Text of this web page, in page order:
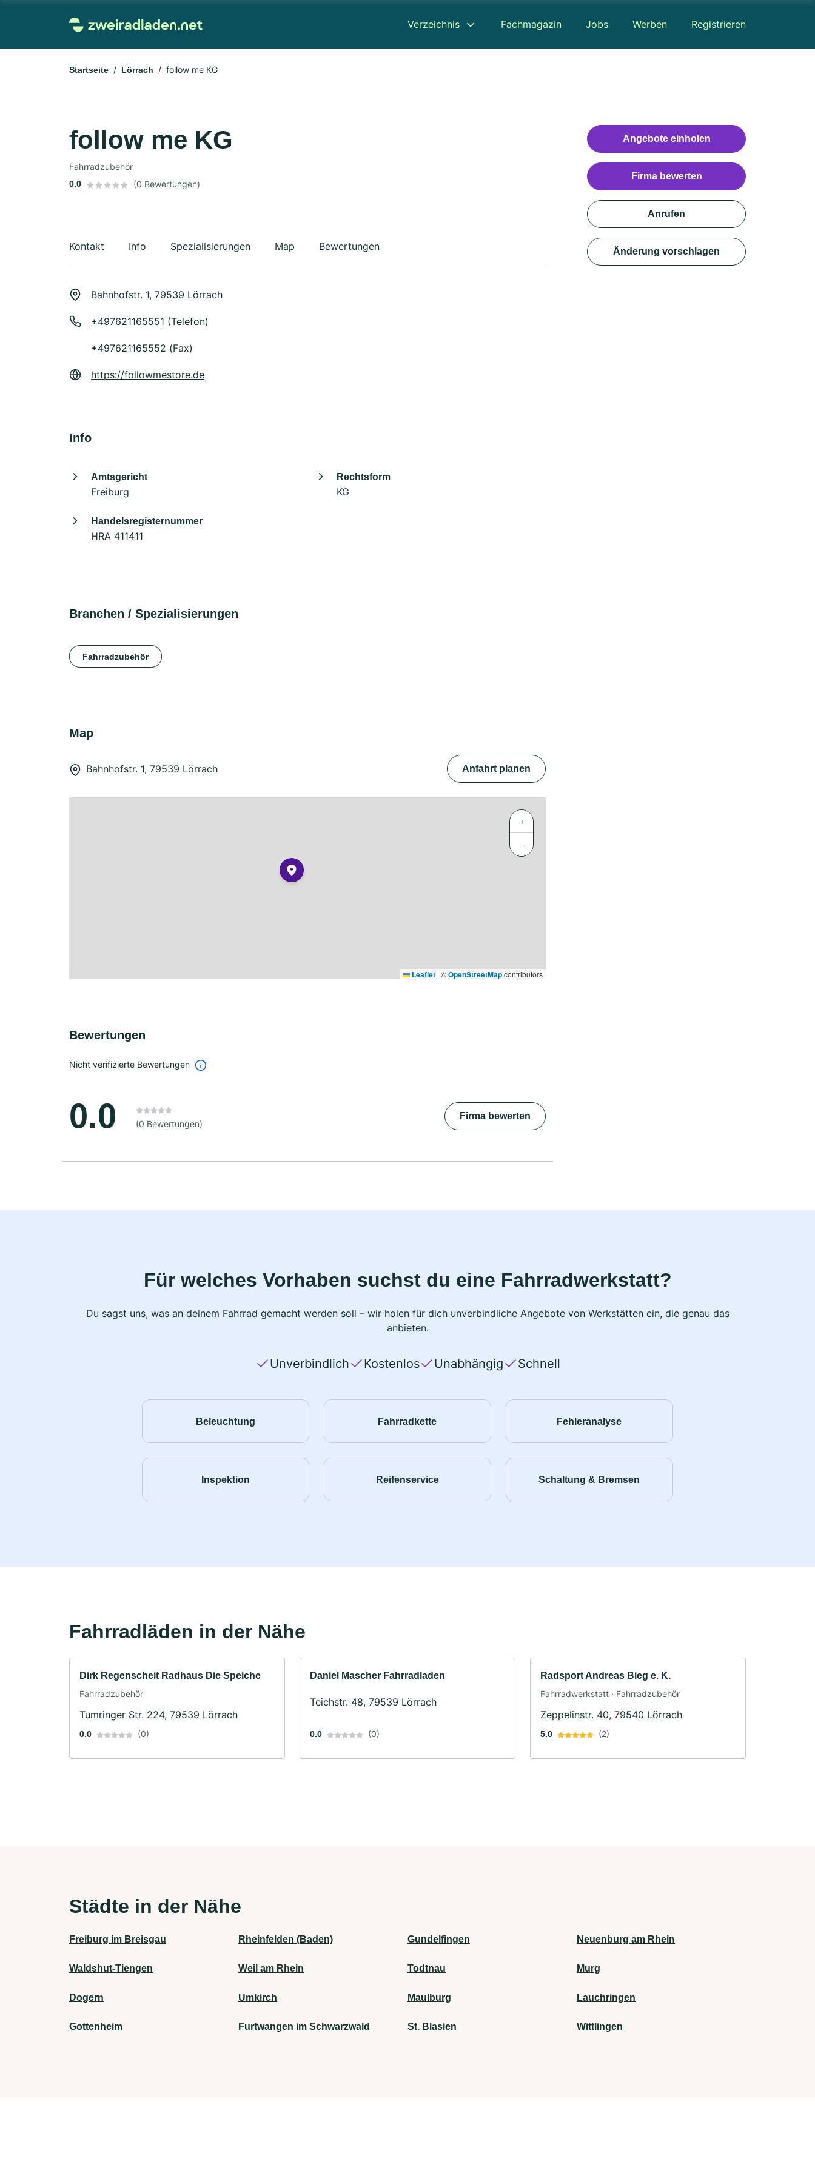
Verzeichnis Fachmagazin Jobs Werben Registrieren
Startseite Lörrach follow me KG
follow me KG
Fahrradzubehör
0.0 (0 Bewertungen)
Kontakt Info Spezialisierungen Map Bewertungen
Bahnhofstr. 1, 79539 Lörrach
+497621165551 (Telefon)
+497621165552 (Fax)
https://followmestore.de
Info
Amtsgericht
Freiburg
Rechtsform
KG
Handelsregisternummer
HRA 411411
Branchen / Spezialisierungen
Fahrradzubehör
Map
Bahnhofstr. 1, 79539 Lörrach Anfahrt planen
+
−
Leaflet | ©OpenStreetMapcontributors
Bewertungen
Nicht verifizierte Bewertungen
0.0 (0 Bewertungen)
Firma bewerten
Angebote einholen
Firma bewerten
Anrufen
Änderung vorschlagen
Für welches Vorhaben suchst du eine Fahrradwerkstatt?
Du sagst uns, was an deinem Fahrrad gemacht werden soll – wir holen für dich unverbindliche Angebote von Werkstätten ein, die genau das
anbieten.
Unverbindlich Kostenlos Unabhängig Schnell
Beleuchtung Fahrradkette Fehleranalyse
Inspektion Reifenservice Schaltung & Bremsen
Fahrradläden in der Nähe
Dirk Regenscheit Radhaus Die Speiche
Fahrradzubehör
Tumringer Str. 224, 79539 Lörrach
0.0 (0)
Daniel Mascher Fahrradladen
Teichstr. 48, 79539 Lörrach
0.0 (0)
Radsport Andreas Bieg e. K.
Fahrradwerkstatt · Fahrradzubehör
Zeppelinstr. 40, 79540 Lörrach
5.0 (2)
Städte in der Nähe
Freiburg im Breisgau Rheinfelden (Baden) Gundelfingen Neuenburg am Rhein
Waldshut-Tiengen Weil am Rhein Todtnau Murg
Dogern Umkirch Maulburg Lauchringen
Gottenheim Furtwangen im Schwarzwald St. Blasien Wittlingen